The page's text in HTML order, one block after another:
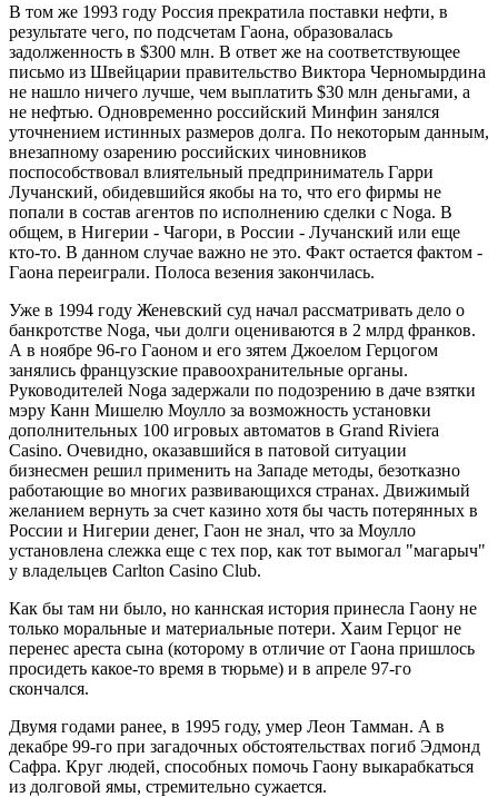
В том же 1993 году Россия прекратила поставки нефти, в
результате чего, по подсчетам Гаона, образовалась
задолженность в $300 млн. В ответ же на соответствующее
письмо из Швейцарии правительство Виктора Черномырдина
не нашло ничего лучше, чем выплатить $30 млн деньгами, а
не нефтью. Одновременно российский Минфин занялся
уточнением истинных размеров долга. По некоторым данным,
внезапному озарению российских чиновников
поспособствовал влиятельный предприниматель Гарри
Лучанский, обидевшийся якобы на то, что его фирмы не
попали в состав агентов по исполнению сделки с Noga. В
общем, в Нигерии - Чагори, в России - Лучанский или еще
кто-то. В данном случае важно не это. Факт остается фактом -
Гаона переиграли. Полоса везения закончилась.
Уже в 1994 году Женевский суд начал рассматривать дело о
банкротстве Noga, чьи долги оцениваются в 2 млрд франков.
А в ноябре 96-го Гаоном и его зятем Джоелом Герцогом
занялись французские правоохранительные органы.
Руководителей Noga задержали по подозрению в даче взятки
мэру Канн Мишелю Моулло за возможность установки
дополнительных 100 игровых автоматов в Grand Riviera
Casino. Очевидно, оказавшийся в патовой ситуации
бизнесмен решил применить на Западе методы, безотказно
работающие во многих развивающихся странах. Движимый
желанием вернуть за счет казино хотя бы часть потерянных в
России и Нигерии денег, Гаон не знал, что за Моулло
установлена слежка еще с тех пор, как тот вымогал "магарыч"
у владельцев Carlton Casino Club.
Как бы там ни было, но каннская история принесла Гаону не
только моральные и материальные потери. Хаим Герцог не
перенес ареста сына (которому в отличие от Гаона пришлось
просидеть какое-то время в тюрьме) и в апреле 97-го
скончался.
Двумя годами ранее, в 1995 году, умер Леон Тамман. А в
декабре 99-го при загадочных обстоятельствах погиб Эдмонд
Сафра. Круг людей, способных помочь Гаону выкарабкаться
из долговой ямы, стремительно сужается.